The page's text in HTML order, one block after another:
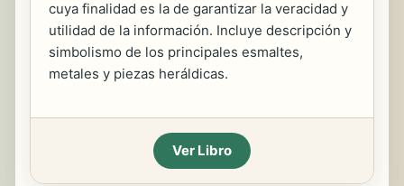
cuya finalidad es la de garantizar la veracidad y
utilidad de la información. Incluye descripción y
simbolismo de los principales esmaltes,
metales y piezas heráldicas.
Ver Libro